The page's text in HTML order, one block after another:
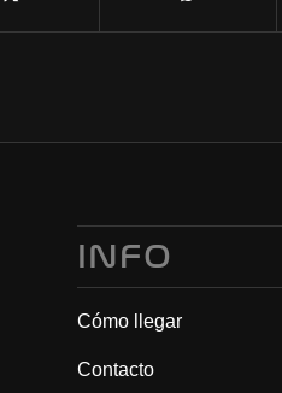
INFO
Cómo llegar
Contacto